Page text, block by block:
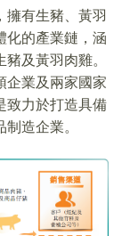
擁有生豬、黃羽
化的產業鏈，涵
及黃羽肉雞。
企業及兩家國家
致力於打造具備
造企業。